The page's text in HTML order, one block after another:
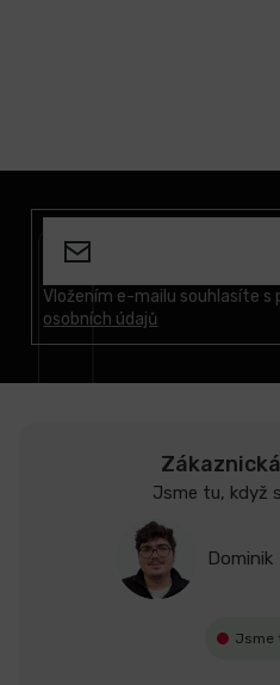
Vložením e-mailu souhlasíte s
osobních údajů
Jsme tu, když
Dominik
Jsme